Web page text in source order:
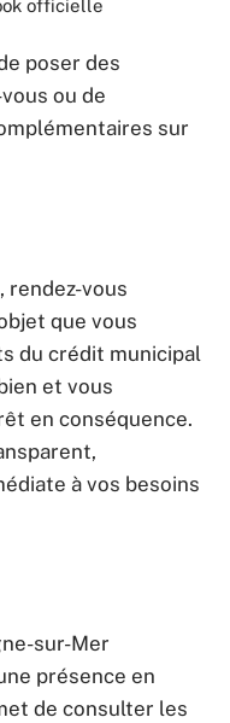
officielle
poser des
ou de
sur
rendez-vous
que vous
du crédit municipal
et vous
en conséquence.
à vos besoins
sur-Mer
présence en
de consulter les